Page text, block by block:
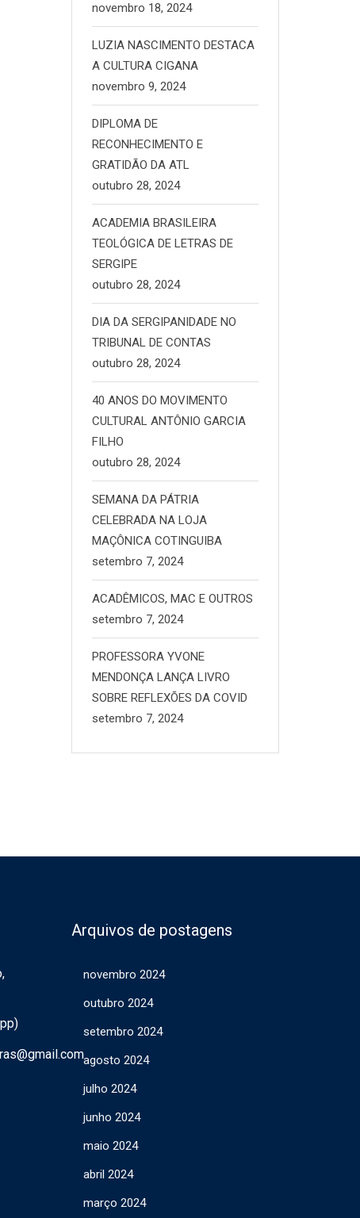
novembro 18, 2024
LUZIA NASCIMENTO DESTACA
A CULTURA CIGANA
novembro 9, 2024
DIPLOMA DE
RECONHECIMENTO E
GRATIDÃO DA ATL
outubro 28, 2024
ACADEMIA BRASILEIRA
TEOLÓGICA DE LETRAS DE
SERGIPE
outubro 28, 2024
DIA DA SERGIPANIDADE NO
TRIBUNAL DE CONTAS
outubro 28, 2024
40 ANOS DO MOVIMENTO
CULTURAL ANTÔNIO GARCIA
FILHO
outubro 28, 2024
SEMANA DA PÁTRIA
CELEBRADA NA LOJA
MAÇÔNICA COTINGUIBA
setembro 7, 2024
ACADÊMICOS, MAC E OUTROS
setembro 7, 2024
PROFESSORA YVONE
MENDONÇA LANÇA LIVRO
SOBRE REFLEXÕES DA COVID
setembro 7, 2024
Arquivos de postagens
novembro 2024
outubro 2024
setembro 2024
agosto 2024
julho 2024
junho 2024
maio 2024
abril 2024
março 2024